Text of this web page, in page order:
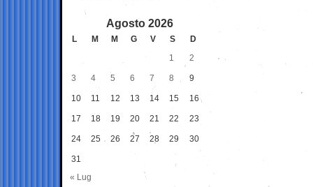
Agosto 2026
L M M G V S
D
1
2
3 4 5 6 7 8 9
10 11 12 13 14 15 16
17 18 19 20 21 22 23
24 25 26 27 28 29 30
31
« Lug